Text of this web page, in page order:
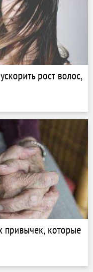
рост волос,
привычек, которые